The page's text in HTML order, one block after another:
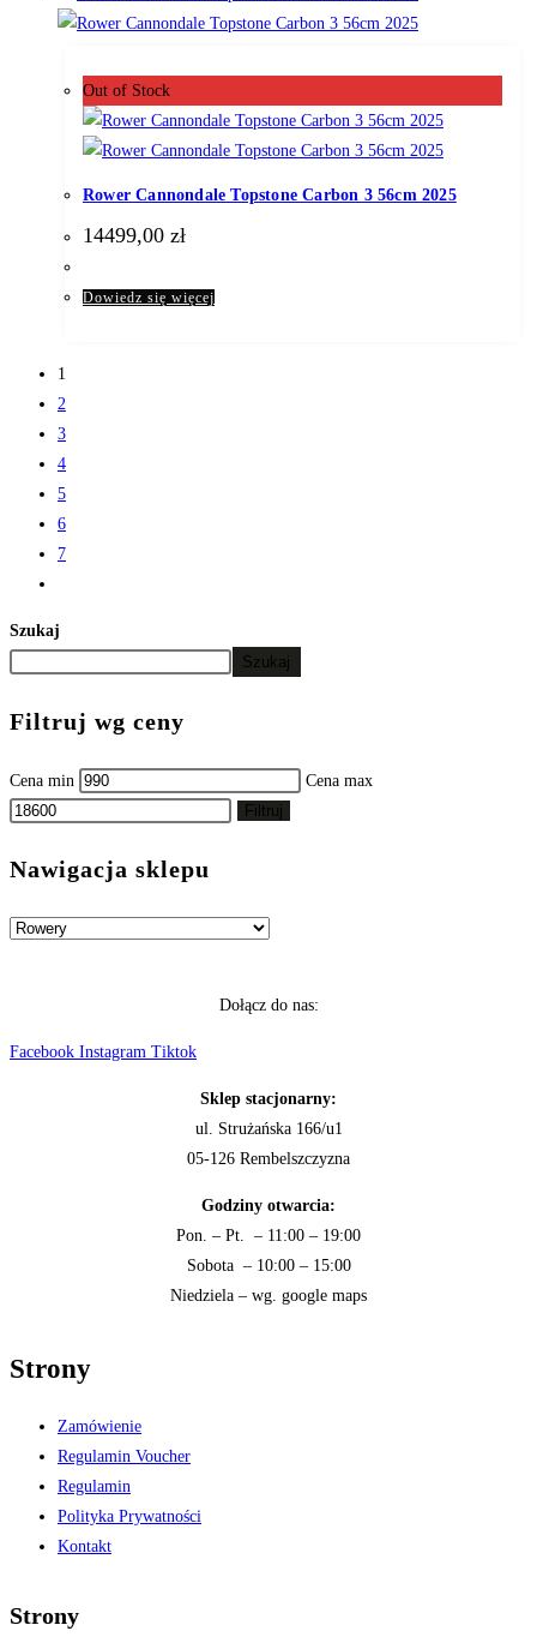
Out of Stock
Rower Cannondale Topstone Carbon 3 56cm 2025
14499,00 zł
Dowiedz się więcej
1
2
3
4
5
6
7
Szukaj
Szukaj
Filtruj wg ceny
Cena min
Cena max
Filtruj
Nawigacja sklepu
Dołącz do nas:
Facebook Instagram Tiktok
Sklep stacjonarny:
ul. Strużańska 166/u1
05-126 Rembelszczyzna
Godziny otwarcia:
Pon. – Pt. – 11:00 – 19:00
Sobota – 10:00 – 15:00
Niedziela – wg. google maps
Strony
Zamówienie
Regulamin Voucher
Regulamin
Polityka Prywatności
Kontakt
Strony